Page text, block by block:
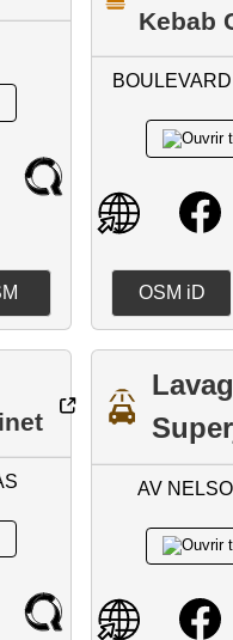
Kebab
OSM iD
AV